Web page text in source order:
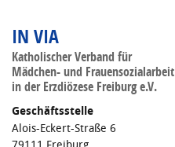
IN VIA
Katholischer Verband für
Mädchen- und Frauensozialarbeit
in der Erzdiözese Freiburg e.V.
Geschäftsstelle
Alois-Eckert-Straße 6